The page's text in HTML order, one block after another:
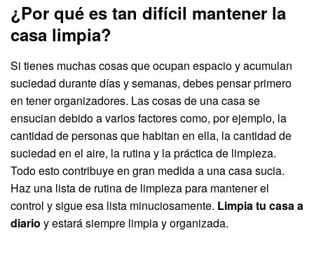
¿Por qué es tan difícil mantener la
casa limpia?
Si tienes muchas cosas que ocupan espacio y acumulan
suciedad durante días y semanas, debes pensar primero
en tener organizadores. Las cosas de una casa se
ensucian debido a varios factores como, por ejemplo, la
cantidad de personas que habitan en ella, la cantidad de
suciedad en el aire, la rutina y la práctica de limpieza.
Todo esto contribuye en gran medida a una casa sucia.
Haz una lista de rutina de limpieza para mantener el
control y sigue esa lista minuciosamente. Limpia tu casa a
diario y estará siempre limpia y organizada.